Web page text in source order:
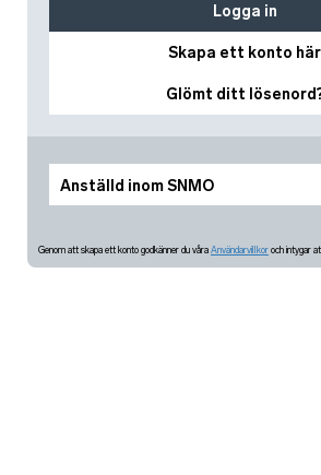
Anställd inom SNMO
Skapa ett konto här
Glömt ditt
Logga in
Genom att skapa ett konto godkänner du våra Användarvillkor och intygar